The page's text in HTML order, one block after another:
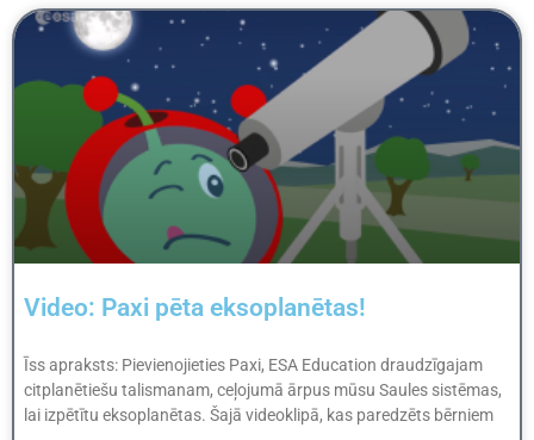
Video: Paxi pēta eksoplanētas!
Īss apraksts: Pievienojieties Paxi, ESA Education draudzīgajam
citplanētiešu talismanam, ceļojumā ārpus mūsu Saules sistēmas,
lai izpētītu eksoplanētas. Šajā videoklipā, kas paredzēts bērniem